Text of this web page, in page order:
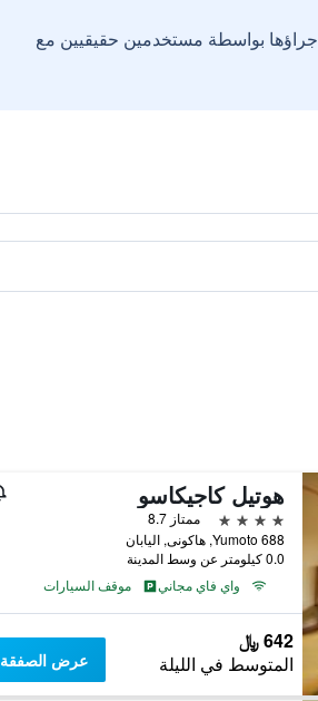
بواسطة مستخدمين حقيقيين مع
هوتيل كاجيكاسو
4 نجوم
ممتاز 8.7
Yumoto 688, هاكونى, اليابان
0.0 كيلومتر عن وسط المدينة
واي فاي مجاني
موقف السيارات
642 ﷼
المتوسط في الليلة عرض الصفقة